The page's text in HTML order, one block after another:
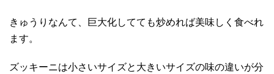
きゅうりなんて、巨大化してても炒めれば美味しく食べれ
ます。
ズッキーニは小さいサイズと大きいサイズの味の違いが分